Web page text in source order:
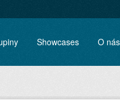
Showcases O nás